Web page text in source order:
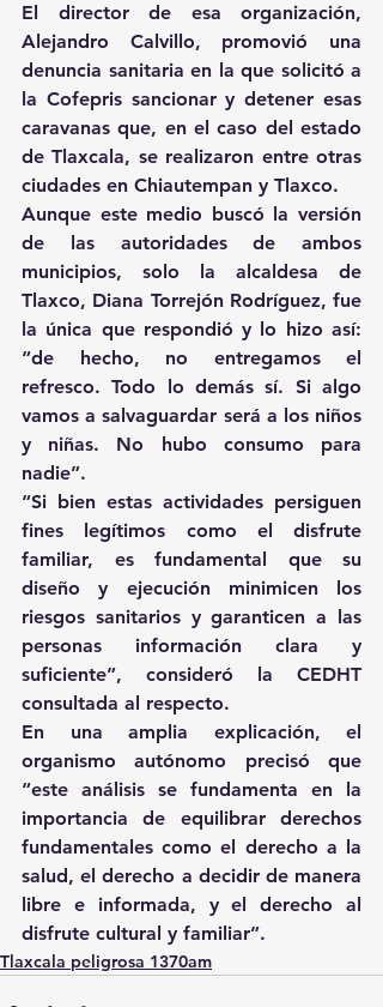
El director de esa organización,
Alejandro Calvillo, promovió una
denuncia sanitaria en la que solicitó a
la Cofepris sancionar y detener esas
caravanas que, en el caso del estado
de Tlaxcala, se realizaron entre otras
ciudades en Chiautempan y Tlaxco.
Aunque este medio buscó la versión
de las autoridades de ambos
municipios, solo la alcaldesa de
Tlaxco, Diana Torrejón Rodríguez, fue
la única que respondió y lo hizo así:
“de hecho, no entregamos el
refresco. Todo lo demás sí. Si algo
vamos a salvaguardar será a los niños
y niñas. No hubo consumo para
nadie”.
“Si bien estas actividades persiguen
fines legítimos como el disfrute
familiar, es fundamental que su
diseño y ejecución minimicen los
riesgos sanitarios y garanticen a las
personas información clara y
suficiente”, consideró la CEDHT
consultada al respecto.
En una amplia explicación, el
organismo autónomo precisó que
“este análisis se fundamenta en la
importancia de equilibrar derechos
fundamentales como el derecho a la
salud, el derecho a decidir de manera
libre e informada, y el derecho al
disfrute cultural y familiar”.
Tlaxcala peligrosa 1370am